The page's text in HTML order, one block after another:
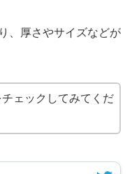
、厚さやサイズなどが
ェックしてみてくだ